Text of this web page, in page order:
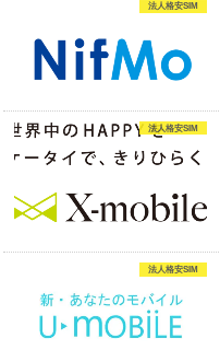
法人格安SIM
法人格安SIM
法人格安SIM